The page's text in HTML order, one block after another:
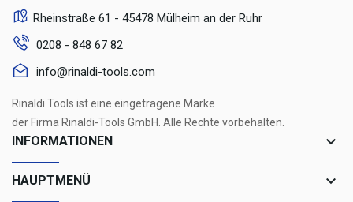
Rheinstraße 61 - 45478 Mülheim an der Ruhr
0208 - 848 67 82
info@rinaldi-tools.com
Rinaldi Tools ist eine eingetragene Marke
der Firma Rinaldi-Tools GmbH. Alle Rechte vorbehalten.
INFORMATIONEN keyboard_arrow_down
HAUPTMENÜ keyboard_arrow_down